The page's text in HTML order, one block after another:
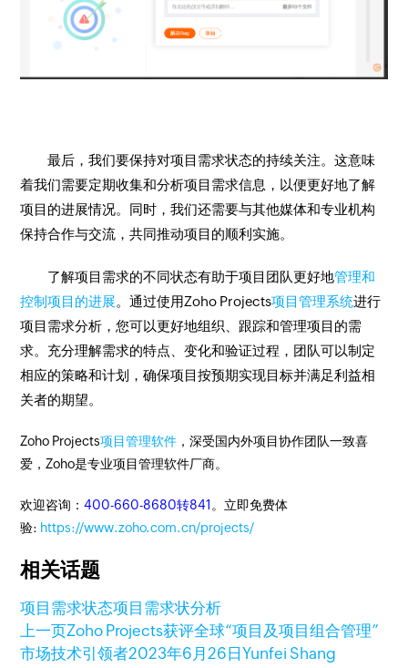
最后，我们要保持对项目需求状态的持续关注。这意味
着我们需要定期收集和分析项目需求信息，以便更好地了解
项目的进展情况。同时，我们还需要与其他媒体和专业机构
保持合作与交流，共同推动项目的顺利实施。
了解项目需求的不同状态有助于项目团队更好地管理和
控制项目的进展。通过使用Zoho Projects项目管理系统进行
项目需求分析，您可以更好地组织、跟踪和管理项目的需
求。充分理解需求的特点、变化和验证过程，团队可以制定
相应的策略和计划，确保项目按预期实现目标并满足利益相
关者的期望。
Zoho Projects项目管理软件 ，深受国内外项目协作团队一致喜
爱，Zoho是专业项目管理软件厂商。
欢迎咨询：400-660-8680转841 。立即免费体
验: https://www.zoho.com.cn/projects/
相关话题
项目需求状态项目需求状分析
上一页Zoho Projects获评全球“项目及项目组合管理”
市场技术引领者2023年6月26日Yunfei Shang